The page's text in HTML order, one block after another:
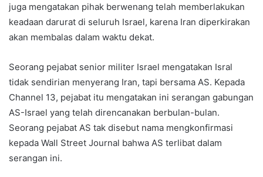
juga mengatakan pihak berwenang telah memberlakukan
keadaan darurat di seluruh Israel, karena Iran diperkirakan
akan membalas dalam waktu dekat.
Seorang pejabat senior militer Israel mengatakan Isral
tidak sendirian menyerang Iran, tapi bersama AS. Kepada
Channel 13, pejabat itu mengatakan ini serangan gabungan
AS-Israel yang telah direncanakan berbulan-bulan.
Seorang pejabat AS tak disebut nama mengkonfirmasi
kepada Wall Street Journal bahwa AS terlibat dalam
serangan ini.